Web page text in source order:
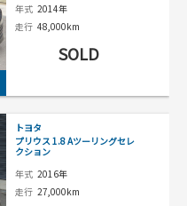
年式 2014年
走行 48,000km
SOLD
トヨタ
プリウス 1.8 Aツーリングセレ
クション
年式 2016年
走行 27,000km